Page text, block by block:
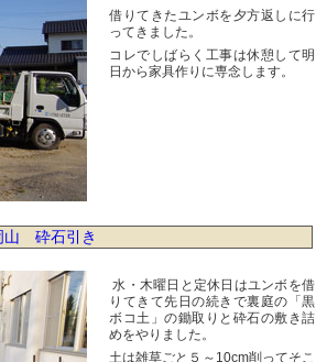
借りてきたユンボを夕方返しに行
ってきました。
コレでしばらく工事は休憩して明
日から家具作りに専念します。
山 砕石引き
水・木曜日と定休日はユンボを借
りてきて先日の続きで裏庭の「黒
ボコ土」の鋤取りと砕石の敷き詰
めをやりました。
土は雑草ごと５～10cm削ってそこ